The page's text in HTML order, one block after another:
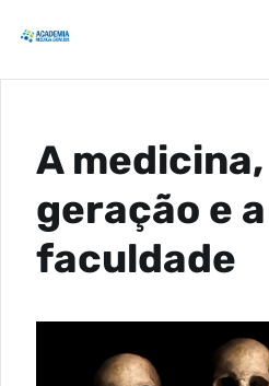
A medicina,
geração e a
faculdade